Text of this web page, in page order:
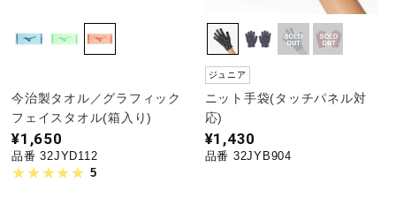
今治製タオル／グラフィック
フェイスタオル(箱入り)
¥1,650
品番 32JYD112
5
ジュニア
ニット手袋(タッチパネル対
応)
¥1,430
品番 32JYB904